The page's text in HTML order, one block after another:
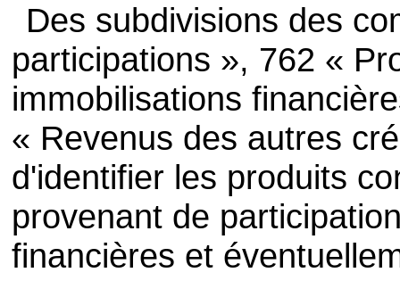
Des subdivisions des
participations », 762 «
immobilisations
« Revenus des autres
d'identifier les produits
provenant de
financières et